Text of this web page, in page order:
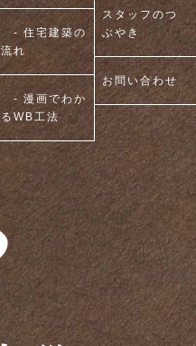
- 住宅建築の
流れ
- 漫画でわか
るWB工法
スタッフのつ
ぶやき
お問い合わせ